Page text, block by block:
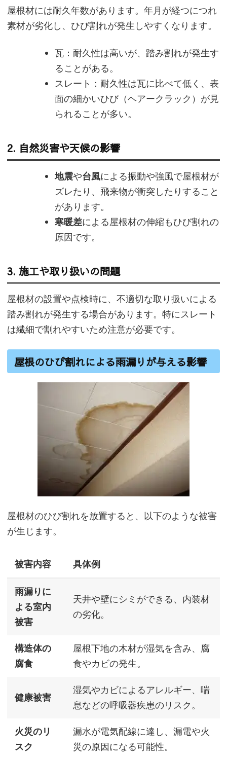
屋根材には耐久年数があります。年月が経つにつれ
素材が劣化し、ひび割れが発生しやすくなります。
瓦：耐久性は高いが、踏み割れが発生す
ることがある。
スレート：耐久性は瓦に比べて低く、表
面の細かいひび（ヘアークラック）が見
られることが多い。
2. 自然災害や天候の影響
地震や台風による振動や強風で屋根材が
ズレたり、飛来物が衝突したりすること
があります。
寒暖差による屋根材の伸縮もひび割れの
原因です。
3. 施工や取り扱いの問題
屋根材の設置や点検時に、不適切な取り扱いによる
踏み割れが発生する場合があります。特にスレート
は繊細で割れやすいため注意が必要です。
屋根のひび割れによる雨漏りが与える影響
屋根材のひび割れを放置すると、以下のような被害
が生じます。
被害内容 具体例
雨漏りに
よる室内
被害
天井や壁にシミができる、内装材
の劣化。
構造体の
腐食
屋根下地の木材が湿気を含み、腐
食やカビの発生。
健康被害
湿気やカビによるアレルギー、喘
息などの呼吸器疾患のリスク。
火災のリ
スク
漏水が電気配線に達し、漏電や火
災の原因になる可能性。